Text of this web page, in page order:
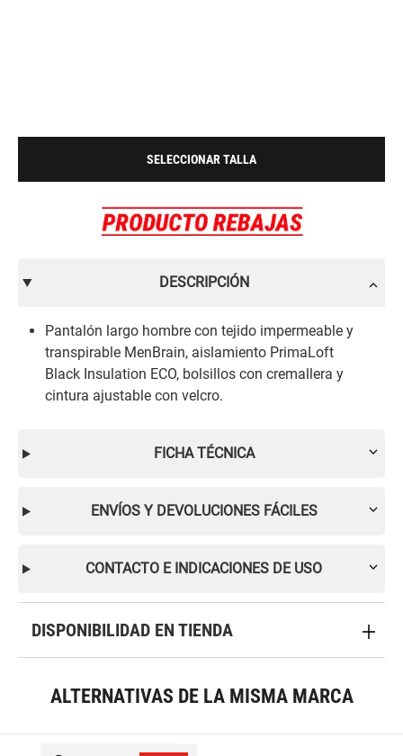
SELECCIONAR TALLA
DESCRIPCIÓN
Pantalón largo hombre con tejido impermeable y
transpirable MenBrain, aislamiento PrimaLoft
Black Insulation ECO, bolsillos con cremallera y
cintura ajustable con velcro.
FICHA TÉCNICA
ENVÍOS Y DEVOLUCIONES FÁCILES
CONTACTO E INDICACIONES DE USO
DISPONIBILIDAD EN TIENDA
ALTERNATIVAS DE LA MISMA MARCA